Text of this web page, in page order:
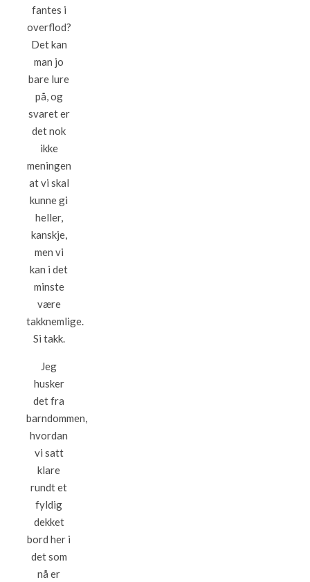
fantes i
overflod?
Det kan
man jo
bare lure
på, og
svaret er
det nok
ikke
meningen
at vi skal
kunne gi
heller,
kanskje,
men vi
kan i det
minste
være
takknemlige.
Si takk.
Jeg
husker
det fra
barndommen,
hvordan
vi satt
klare
rundt et
fyldig
dekket
bord her i
det som
nå er